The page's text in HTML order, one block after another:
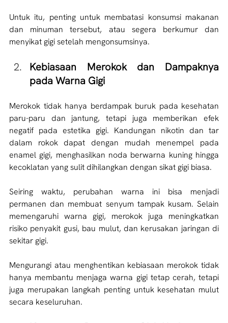
Untuk itu, penting untuk membatasi konsumsi makanan
dan minuman tersebut, atau segera berkumur dan
menyikat gigi setelah mengonsumsinya.
Kebiasaan Merokok dan Dampaknya
pada Warna Gigi
Merokok tidak hanya berdampak buruk pada kesehatan
paru-paru dan jantung, tetapi juga memberikan efek
negatif pada estetika gigi. Kandungan nikotin dan tar
dalam rokok dapat dengan mudah menempel pada
enamel gigi, menghasilkan noda berwarna kuning hingga
kecoklatan yang sulit dihilangkan dengan sikat gigi biasa.
Seiring waktu, perubahan warna ini bisa menjadi
permanen dan membuat senyum tampak kusam. Selain
memengaruhi warna gigi, merokok juga meningkatkan
risiko penyakit gusi, bau mulut, dan kerusakan jaringan di
sekitar gigi.
Mengurangi atau menghentikan kebiasaan merokok tidak
hanya membantu menjaga warna gigi tetap cerah, tetapi
juga merupakan langkah penting untuk kesehatan mulut
secara keseluruhan.